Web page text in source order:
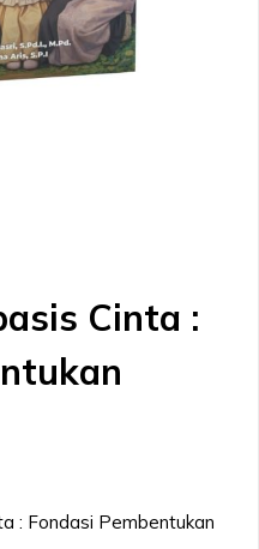
Cinta :
: Fondasi Pembentukan